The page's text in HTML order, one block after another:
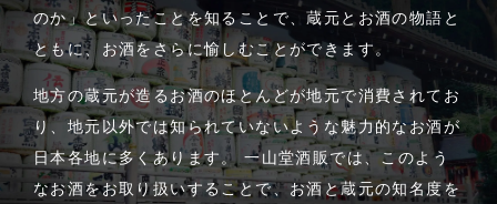
のか」といったことを知ることで、蔵元とお酒の物語と
ともに、お酒をさらに愉しむことができます。
地方の蔵元が造るお酒のほとんどが地元で消費されてお
り、地元以外では知られていないような魅力的なお酒が
日本各地に多くあります。 一山堂酒販では、このよう
なお酒をお取り扱いすることで、お酒と蔵元の知名度を